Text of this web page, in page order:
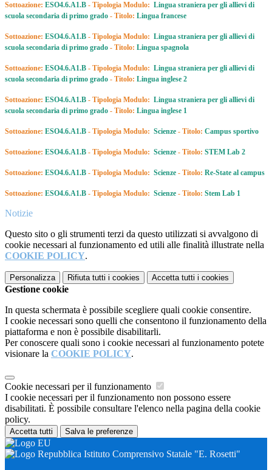
Sottoazione: ESO4.6.A1.B - Tipologia Modulo: Lingua straniera per gli allievi di
scuola secondaria di primo grado - Titolo: Lingua francese
Sottoazione: ESO4.6.A1.B - Tipologia Modulo: Lingua straniera per gli allievi di
scuola secondaria di primo grado - Titolo: Lingua spagnola
Sottoazione: ESO4.6.A1.B - Tipologia Modulo: Lingua straniera per gli allievi di
scuola secondaria di primo grado - Titolo: Lingua inglese 2
Sottoazione: ESO4.6.A1.B - Tipologia Modulo: Lingua straniera per gli allievi di
scuola secondaria di primo grado - Titolo: Lingua inglese 1
Sottoazione: ESO4.6.A1.B - Tipologia Modulo: Scienze - Titolo: Campus sportivo
Sottoazione: ESO4.6.A1.B - Tipologia Modulo: Scienze - Titolo: STEM Lab 2
Sottoazione: ESO4.6.A1.B - Tipologia Modulo: Scienze - Titolo: Re-State al campus
Sottoazione: ESO4.6.A1.B - Tipologia Modulo: Scienze - Titolo: Stem Lab 1
Notizie
Questo sito o gli strumenti terzi da questo utilizzati si avvalgono di
cookie necessari al funzionamento ed utili alle finalità illustrate nella
COOKIE POLICY.
Personalizza Rifiuta tutti i cookies Accetta tutti i cookies
Gestione cookie
In questa schermata è possibile scegliere quali cookie consentire.
I cookie necessari sono quelli che consentono il funzionamento della
piattaforma e non è possibile disabilitarli.
Per conoscere quali sono i cookie necessari al funzionamento potete
visionare la COOKIE POLICY.
Cookie necessari per il funzionamento
I cookie necessari per il funzionamento non possono essere
disabilitati. È possibile consultare l'elenco nella pagina della cookie
policy.
Accetta tutti Salva le preferenze
Istituto Comprensivo Statale "E. Rosetti"